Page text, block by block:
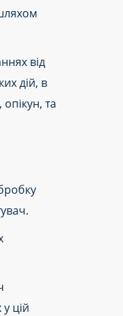
від
дій, в
та
цій